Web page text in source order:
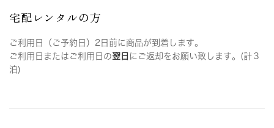
宅配レンタルの方
ご利用日（ご予約日）2日前に商品が到着します。
ご利用日またはご利用日の翌日 にご返却をお願い致します。(計３
泊)